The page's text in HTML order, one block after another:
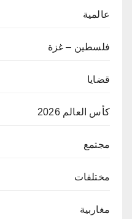
عالمية
فلسطين – غزة
قضايا
كأس العالم 2026
مجتمع
مختلفات
مغاربية